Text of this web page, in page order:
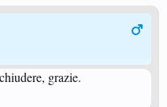
grazie.